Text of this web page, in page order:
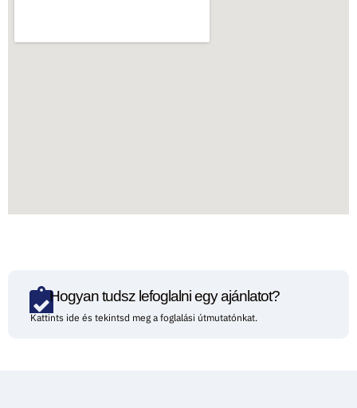
Hogyan tudsz lefoglalni egy ajánlatot?
Kattints ide és tekintsd meg a foglalási útmutatónkat.